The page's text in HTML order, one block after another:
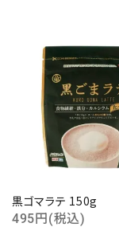
黒ゴマラテ 150g
495円(税込)